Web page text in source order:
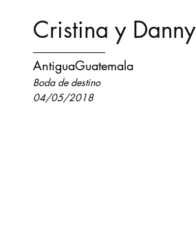
Cristina y Danny
AntiguaGuatemala
Boda de destino
04/05/2018